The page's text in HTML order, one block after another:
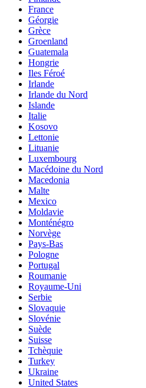
France
Géorgie
Grèce
Groenland
Guatemala
Hongrie
Iles Féroé
Irlande
Irlande du Nord
Islande
Italie
Kosovo
Lettonie
Lituanie
Luxembourg
Macédoine du Nord
Macedonia
Malte
Mexico
Moldavie
Monténégro
Norvège
Pays-Bas
Pologne
Portugal
Roumanie
Royaume-Uni
Serbie
Slovaquie
Slovénie
Suède
Suisse
Tchèquie
Turkey
Ukraine
United States